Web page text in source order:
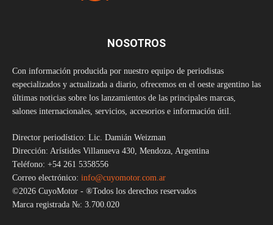
NOSOTROS
Con información producida por nuestro equipo de periodistas
especializados y actualizada a diario, ofrecemos en el oeste argentino las
últimas noticias sobre los lanzamientos de las principales marcas,
salones internacionales, servicios, accesorios e información útil.
Director periodístico: Lic. Damián Weizman
Dirección: Arístides Villanueva 430, Mendoza, Argentina
Teléfono: +54 261 5358556
Correo electrónico: info@cuyomotor.com.ar
©2026 CuyoMotor - ®Todos los derechos reservados
Marca registrada №: 3.700.020